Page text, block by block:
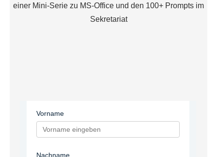
einer Mini-Serie zu MS-Office und den 100+ Prompts im
Sekretariat
Vorname
Nachname